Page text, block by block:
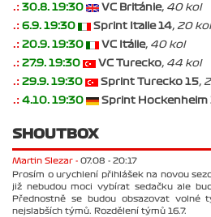
.: 30.8. 19:30 VC Británie, 40 kol
.: 6.9. 19:30 Sprint Italie 14, 20 kol
.: 20.9. 19:30 VC Itálie, 40 kol
.: 27.9. 19:30 VC Turecko, 44 kol
.: 29.9. 19:30 Sprint Turecko 15,
.: 4.10. 19:30 Sprint Hockenheim
SHOUTBOX
Martin Slezar - 07.08 - 20:17
Prosím o urychlení přihlášek na novou
již nebudou moci vybírat sedačku ale
Přednostně se budou obsazovat volné
nejslabších týmů. Rozdělení týmů 16.7.